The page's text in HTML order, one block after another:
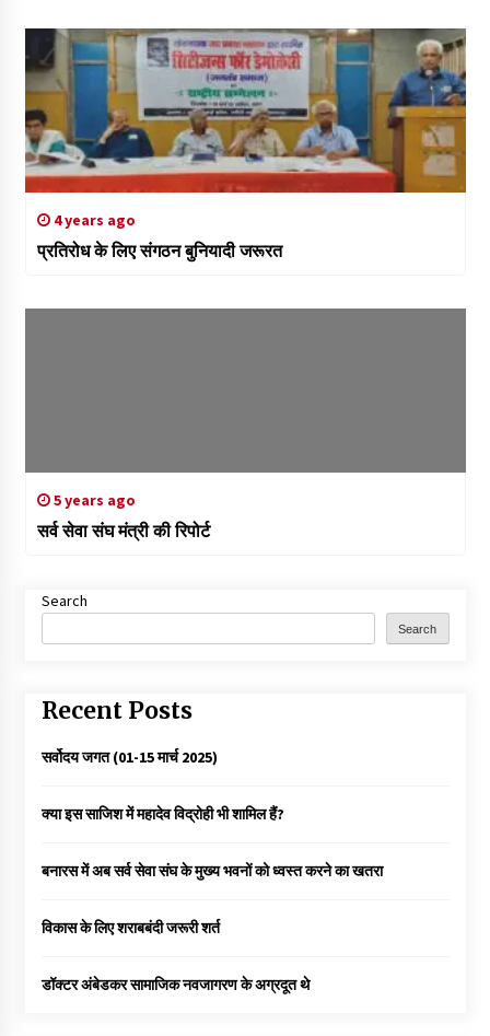
4 years ago
प्रतिरोध के लिए संगठन बुनियादी जरूरत
5 years ago
सर्व सेवा संघ मंत्री की रिपोर्ट
Search
Search
Recent Posts
सर्वोदय जगत (01-15 मार्च 2025)
क्या इस साजिश में महादेव विद्रोही भी शामिल हैं?
बनारस में अब सर्व सेवा संघ के मुख्य भवनों को ध्वस्त करने का खतरा
विकास के लिए शराबबंदी जरूरी शर्त
डॉक्टर अंबेडकर सामाजिक नवजागरण के अग्रदूत थे